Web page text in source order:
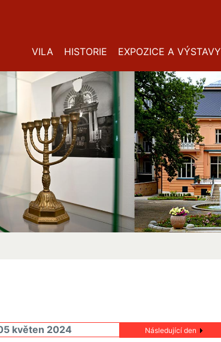
VILA HISTORIE EXPOZICE A VÝSTAVY
květen 2024 Následující den